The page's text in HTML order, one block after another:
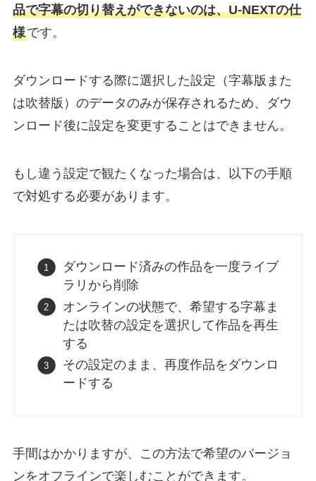
品で字幕の切り替えができないのは、U-NEXTの仕
様です。
ダウンロードする際に選択した設定（字幕版また
は吹替版）のデータのみが保存されるため、ダウ
ンロード後に設定を変更することはできません。
もし違う設定で観たくなった場合は、以下の手順
で対処する必要があります。
ダウンロード済みの作品を一度ライブ
ラリから削除
オンラインの状態で、希望する字幕ま
たは吹替の設定を選択して作品を再生
する
その設定のまま、再度作品をダウンロ
ードする
手間はかかりますが、この方法で希望のバージョ
ンをオフラインで楽しむことができます。